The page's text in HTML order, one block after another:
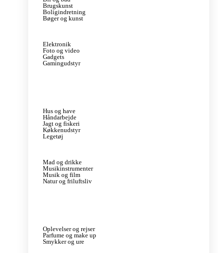
Brugskunst
Boligindretning
Bøger og kunst
Elektronik
Foto og video
Gadgets
Gamingudstyr
Hus og have
Håndarbejde
Jagt og fiskeri
Køkkenudstyr
Legetøj
Mad og drikke
Musikinstrumenter
Musik og film
Natur og friluftsliv
Oplevelser og rejser
Parfume og make up
Smykker og ure